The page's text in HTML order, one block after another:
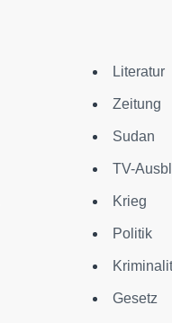
Literatur
Zeitung
Sudan
TV-
Krieg
Politik
Gesetz